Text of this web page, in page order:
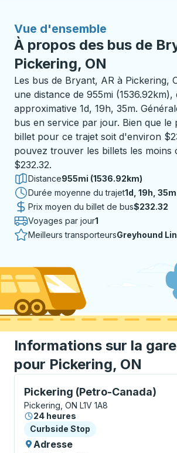
Vue d'ensemble
À propos des bus de
Pickering, ON
Les bus de Bryant, AR à Pickering,
une distance de 955mi (1536.92km),
approximative 1d, 19h, 35m.
bus en service par jour. Bien que le
billet pour ce trajet soit d'environ
pouvez trouver les billets les moins
$232.32.
Distance955mi (1536.92km)
Durée moyenne du trajet1 jour 19
1d, 19h, 35m
Prix moyen du billet de bus$232.32
Voyages par jour1
Meilleurs transporteursGreyhound
Informations sur la
pour Pickering, ON
Pickering (Petro-Canada)
Curbside Stop, utilisez les
Pickering, ON L1V 1A8
24 heures
Curbside Stop
Curbside Stop
Adresse